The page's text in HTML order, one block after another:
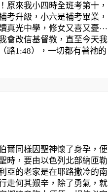
原來我小四時全班考第十，
考升級，小六是補考畢業，
真光中學，修女又喜又憂⋯
會改信基督教，直至今天我
路1:48），一切都有著祂的
爾同樣因聖神懷了身孕，便
時，要由以色列北部納匝勒
亞的老家是在耶路撒冷的南
走何其艱辛，除了勇氣，就